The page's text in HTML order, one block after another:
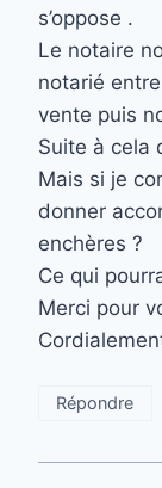
s’oppose .
Le notaire
notarié
vente puis
Suite à cela
Mais si je
donner
enchères ?
Ce qui
Merci pour
Répondre